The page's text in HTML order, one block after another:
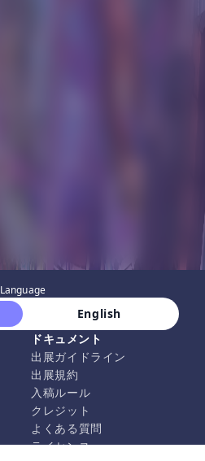
Language
English
ドキュメント
出展ガイドライン
出展規約
入稿ルール
クレジット
よくある質問
ライセンス